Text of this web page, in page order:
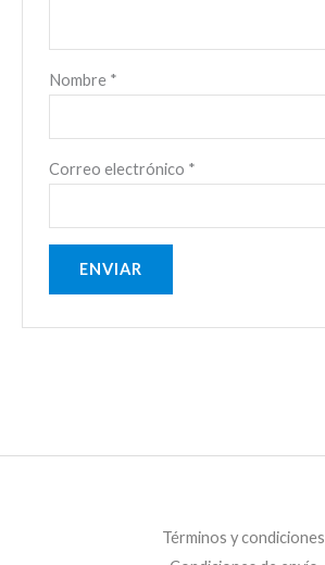
Nombre *
Correo electrónico *
Términos y condiciones